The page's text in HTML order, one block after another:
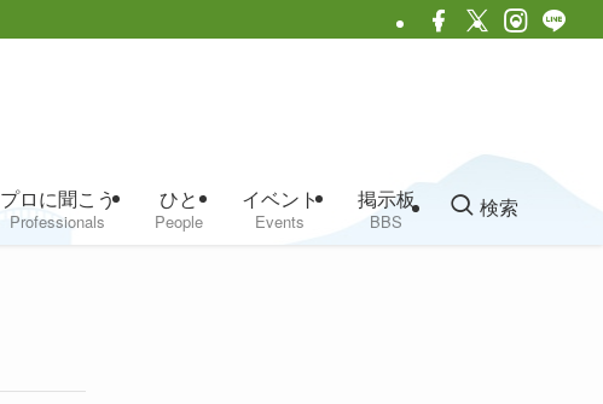
プロに聞こう
Professionals
ひと
People
イベント
Events
掲示板
BBS
検索